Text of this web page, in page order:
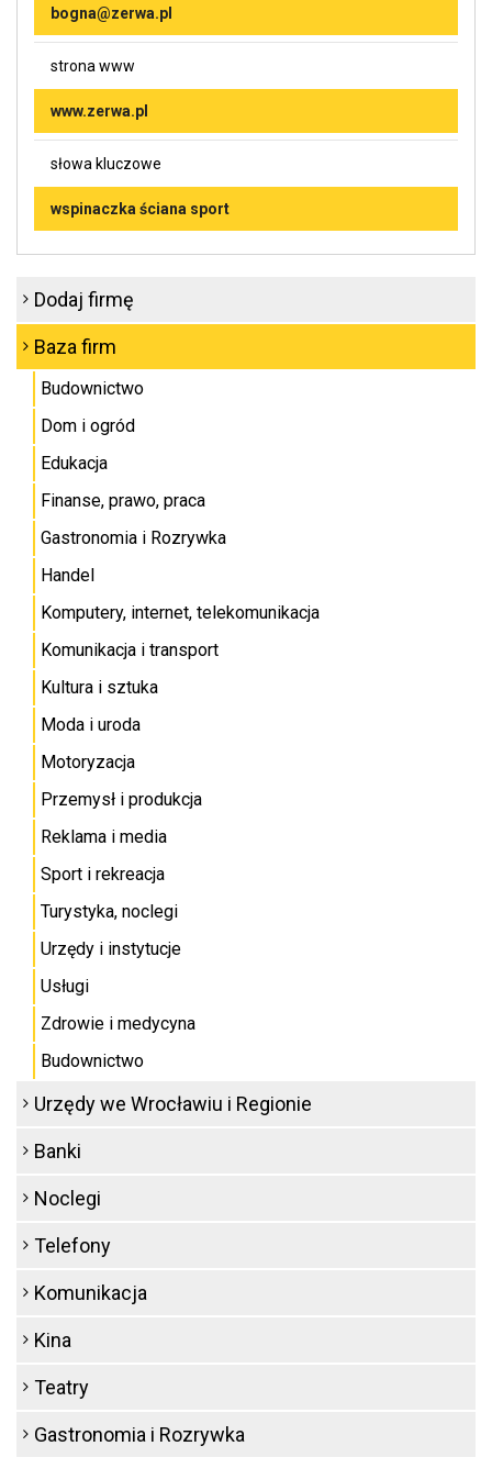
bogna@zerwa.pl
strona www
www.zerwa.pl
słowa kluczowe
wspinaczka ściana sport
Dodaj firmę
Baza firm
Budownictwo
Dom i ogród
Edukacja
Finanse, prawo, praca
Gastronomia i Rozrywka
Handel
Komputery, internet, telekomunikacja
Komunikacja i transport
Kultura i sztuka
Moda i uroda
Motoryzacja
Przemysł i produkcja
Reklama i media
Sport i rekreacja
Turystyka, noclegi
Urzędy i instytucje
Usługi
Zdrowie i medycyna
Budownictwo
Urzędy we Wrocławiu i Regionie
Banki
Noclegi
Telefony
Komunikacja
Kina
Teatry
Gastronomia i Rozrywka